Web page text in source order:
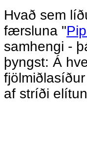
Hvað sem
færsluna "
samhengi -
þyngst: Á
af stríði